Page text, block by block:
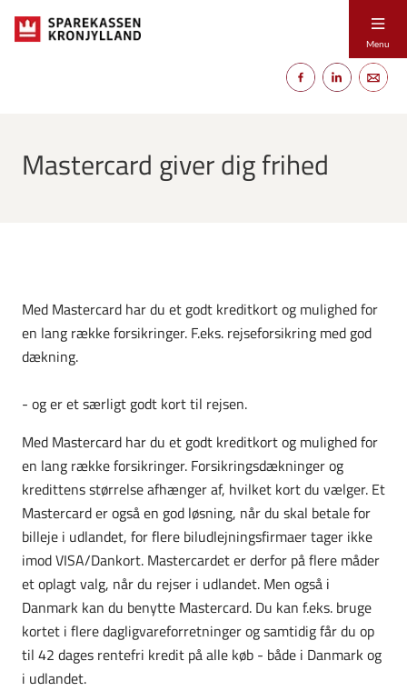
Menu
Mastercard giver dig frihed
Med Mastercard har du et godt kreditkort og mulighed for
en lang række forsikringer. F.eks. rejseforsikring med god
dækning.
- og er et særligt godt kort til rejsen.
Med Mastercard har du et godt kreditkort og mulighed for
en lang række forsikringer. Forsikringsdækninger og
kredittens størrelse afhænger af, hvilket kort du vælger. Et
Mastercard er også en god løsning, når du skal betale for
billeje i udlandet, for flere biludlejningsfirmaer tager ikke
imod VISA/Dankort. Mastercardet er derfor på flere måder
et oplagt valg, når du rejser i udlandet. Men også i
Danmark kan du benytte Mastercard. Du kan f.eks. bruge
kortet i flere dagligvareforretninger og samtidig får du op
til 42 dages rentefri kredit på alle køb - både i Danmark og
i udlandet.